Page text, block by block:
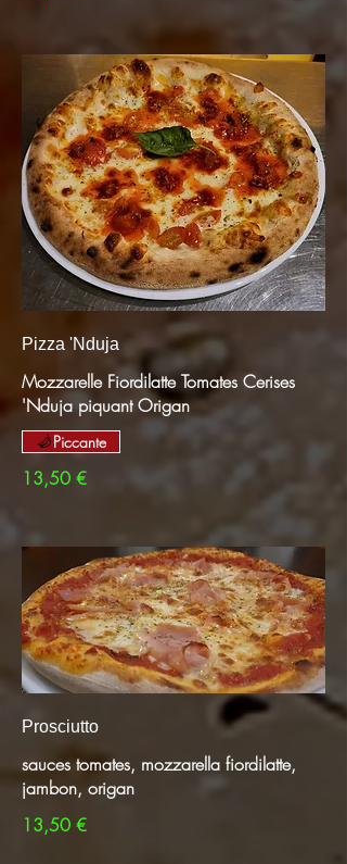
Pizza 'Nduja
Mozzarelle Fiordilatte Tomates Cerises
'Nduja piquant Origan
13,50 €
Piccante
Prosciutto
sauces tomates, mozzarella fiordilatte,
jambon, origan​
13,50 €